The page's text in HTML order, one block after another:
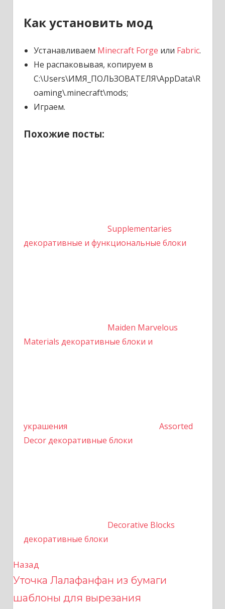
Как установить мод
Устанавливаем Minecraft Forge или Fabric.
Не распаковывая, копируем в
C:\Users\ИМЯ_ПОЛЬЗОВАТЕЛЯ\AppData\R
oaming\.minecraft\mods;
Играем.
Похожие посты:
Supplementaries
декоративные и функциональные блоки
Maiden Marvelous
Materials декоративные блоки и
украшения
Assorted
Decor декоративные блоки
Decorative Blocks
декоративные блоки
Н
а
Назад
Уточка Лалафанфан из бумаги
шаблоны для вырезания